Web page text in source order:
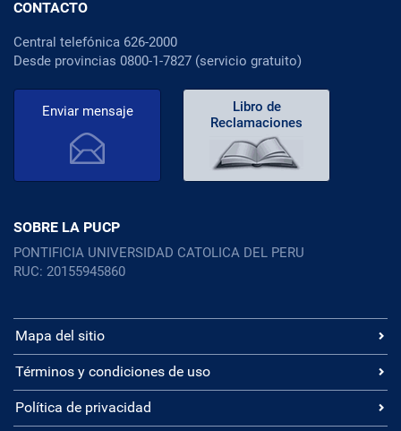
CONTACTO
Central telefónica 626-2000
Desde provincias 0800-1-7827 (servicio gratuito)
Enviar mensaje
Libro de
Reclamaciones
SOBRE LA PUCP
PONTIFICIA UNIVERSIDAD CATOLICA DEL PERU
RUC: 20155945860
Mapa del sitio
Términos y condiciones de uso
Política de privacidad